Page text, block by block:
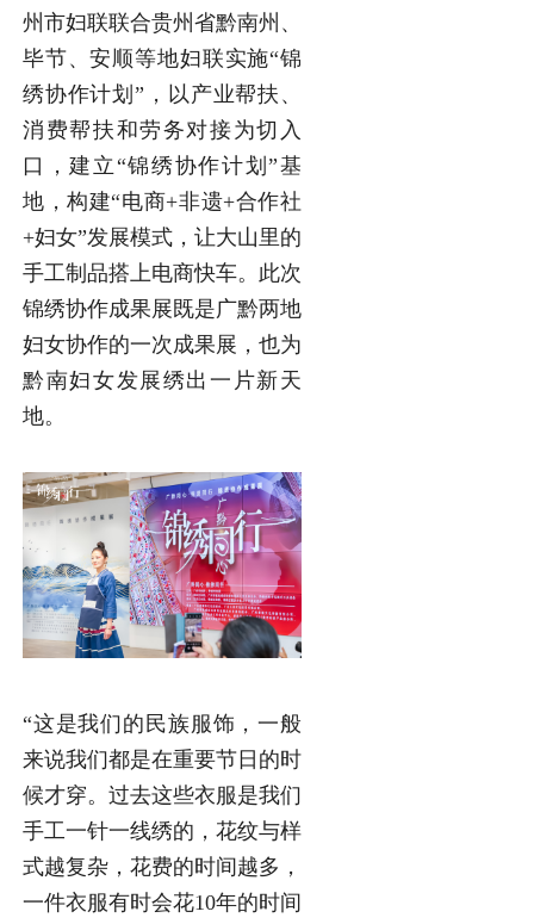
州市妇联联合贵州省黔南州、
毕节、安顺等地妇联实施“锦
绣协作计划”，以产业帮扶、
消费帮扶和劳务对接为切入
口，建立“锦绣协作计划”基
地，构建“电商+非遗+合作社
+妇女”发展模式，让大山里的
手工制品搭上电商快车。此次
锦绣协作成果展既是广黔两地
妇女协作的一次成果展，也为
黔南妇女发展绣出一片新天
地。
“这是我们的民族服饰，一般
来说我们都是在重要节日的时
候才穿。过去这些衣服是我们
手工一针一线绣的，花纹与样
式越复杂，花费的时间越多，
一件衣服有时会花10年的时间